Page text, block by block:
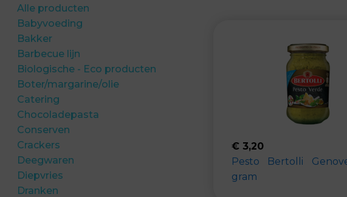
Alle producten
Babyvoeding
Bakker
Barbecue lijn
Biologische - Eco producten
Boter/margarine/olie
Catering
Chocoladepasta
Conserven
Crackers
Deegwaren
Diepvries
Dranken
€ 3,20
Pesto Bertolli
gram